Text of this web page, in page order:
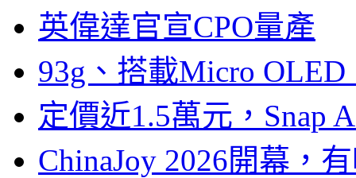
英偉達官宣CPO量產
93g、搭載Micro
定價近1.5萬元，Snap
ChinaJoy 2026開幕，